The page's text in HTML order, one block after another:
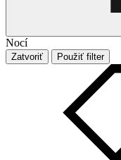
Nocí
Zatvoriť Použiť filter